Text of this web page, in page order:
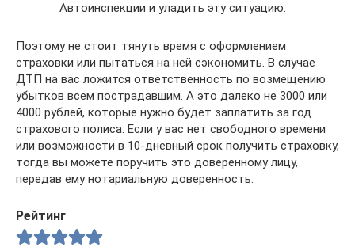
Автоинспекции и уладить эту ситуацию.
Поэтому не стоит тянуть время с оформлением
страховки или пытаться на ней сэкономить. В случае
ДТП на вас ложится ответственность по возмещению
убытков всем пострадавшим. А это далеко не 3000 или
4000 рублей, которые нужно будет заплатить за год
страхового полиса. Если у вас нет свободного времени
или возможности в 10-дневный срок получить страховку,
тогда вы можете поручить это доверенному лицу,
передав ему нотариальную доверенность.
Рейтинг